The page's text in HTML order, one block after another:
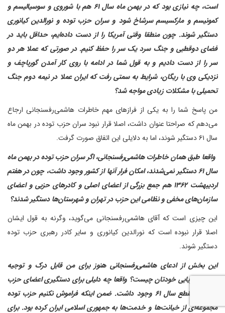
است، چه نیازی بود که در بهمن ماه سال ۶۱ هم با شوروی و سوسیالیسم و
کمونیسم و مارکسیسم سرشاخ شود و سران حزب توده و نورالدین کیانوری
دستگیر شوند. چون منطقا وقتی آمریکا را از دست داده‌ایم، حداقل باید در
فضای دوقطبی و جنگ سرد یک سر را حفظ کنیم. در صورتی که عملا هر دو
سر را از دست دادیم و به قول شما در ادامه با روی کار آمدن گورباچف و
نزدیکی وی با ریگان، شرایط به سمتی رفت که ایران عملا در نیمه دوم جنگ
تحمیلی با مشکلات زیادی مواجه شد؟
من پاسخ شما را به یکی از فرازهای مهم خاطرات هاشمی‌رفسنجانی ارجاع
می‌دهم که صراحتا عنوان داشت، اصلا قرار نبود سران حزب توده در بهمن ماه
سال ۶۱ دستگیر شوند، اما به دلایلی این اتفاق صورت گرفت.
‌ واقعا طبق همان خاطرات هاشمی‌رفسنجانی، اگر سران حزب توده در بهمن ماه
سال ۶۱ دستگیر نمی‌شدند، امکان فرار آنها از کشور وجود داشت، چون در هفتم
اردیبهشت ۱۳۶۲ هم جمع بزرگی از اعضای اصلی و کادرهای حزبی و اعضای
سازمان‌های مخفی و نظامی این حزب در تهران و شهرستان‌ها دستگیر شدند؟
این چیزی است که آقای هاشمی‌رفسنجانی می‌گوید، وگرنه به قول ایشان
اصلا قرار نبوده است که نورالدین کیانوری و سایر کادر رهبری حزب توده
دستگیر شوند.
این بخش از ادعای هاشمی‌رفسنجانی هنوز برای من قابل درک و توجیه
نیست، ارزیابی خودتان چیست؟ واقعا چه دلیلی برای دستگیری اعضای حزب
توده در مقطع سال ۶۱ وجود داشت. ضمن اینکه فراموش نکنیم حزب توده
مجموعه‌ای از خیانت‌ها و خدمت‌ها به جمهوری اسلامی ایران کرده بود. برای